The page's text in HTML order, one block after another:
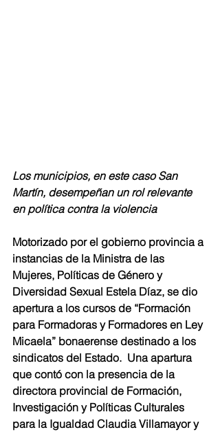
Los municipios, en este caso San
Martín, desempeñan un rol relevante
en política contra la violencia
Motorizado por el gobierno provincia a
instancias de la Ministra de las
Mujeres, Políticas de Género y
Diversidad Sexual Estela Díaz, se dio
apertura a los cursos de “Formación
para Formadoras y Formadores en Ley
Micaela” bonaerense destinado a los
sindicatos del Estado.  Una apartura
que contó con la presencia de la
directora provincial de Formación,
Investigación y Políticas Culturales
para la Igualdad Claudia Villamayor y